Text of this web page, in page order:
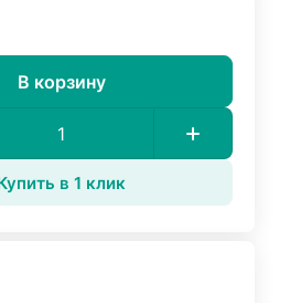
В корзину
в 1 клик